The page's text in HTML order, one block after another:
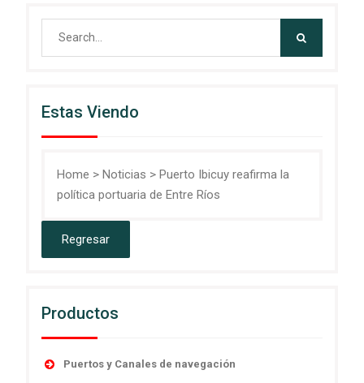
Estas Viendo
Home > Noticias > Puerto Ibicuy reafirma la
política portuaria de Entre Ríos
Productos
Puertos y Canales de navegación